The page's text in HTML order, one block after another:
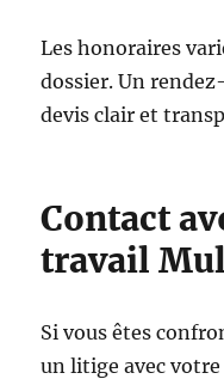
Les honoraires
dossier. Un
devis clair et
Contact
travail
Si vous êtes
un litige avec